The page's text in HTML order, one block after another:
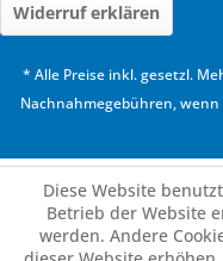
Widerruf erklären
* Alle Preise inkl. gesetzl.
Nachnahmegebühren,
Diese Website
Betrieb der Website
werden. Andere